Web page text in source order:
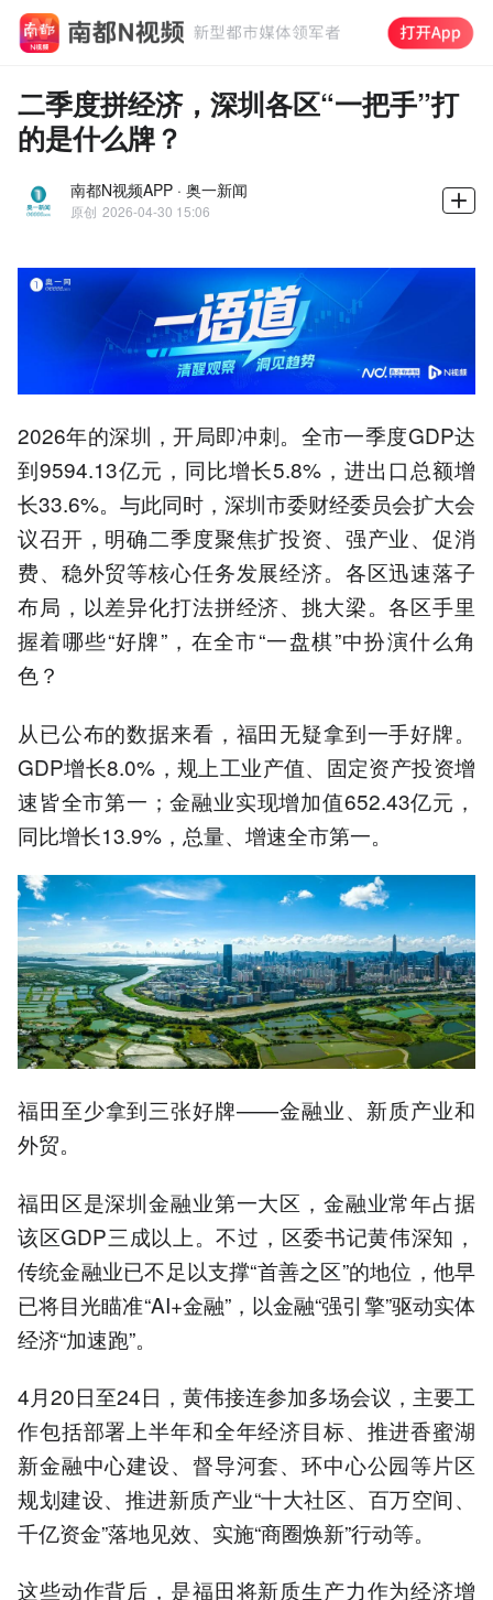
二季度拼经济，深圳各区“一把手”打
的是什么牌？
南都N视频APP · 奥一新闻
原创 2026-04-30 15:06
2026年的深圳，开局即冲刺。全市一季度GDP达
到9594.13亿元，同比增长5.8%，进出口总额增
长33.6%。与此同时，深圳市委财经委员会扩大会
议召开，明确二季度聚焦扩投资、强产业、促消
费、稳外贸等核心任务发展经济。各区迅速落子
布局，以差异化打法拼经济、挑大梁。各区手里
握着哪些“好牌”，在全市“一盘棋”中扮演什么角
色？
从已公布的数据来看，福田无疑拿到一手好牌。
GDP增长8.0%，规上工业产值、固定资产投资增
速皆全市第一；金融业实现增加值652.43亿元，
同比增长13.9%，总量、增速全市第一。
福田至少拿到三张好牌——金融业、新质产业和
外贸。
福田区是深圳金融业第一大区，金融业常年占据
该区GDP三成以上。不过，区委书记黄伟深知，
传统金融业已不足以支撑“首善之区”的地位，他早
已将目光瞄准“AI+金融”，以金融“强引擎”驱动实体
经济“加速跑”。
4月20日至24日，黄伟接连参加多场会议，主要工
作包括部署上半年和全年经济目标、推进香蜜湖
新金融中心建设、督导河套、环中心公园等片区
规划建设、推进新质产业“十大社区、百万空间、
千亿资金”落地见效、实施“商圈焕新”行动等。
这些动作背后，是福田将新质生产力作为经济增